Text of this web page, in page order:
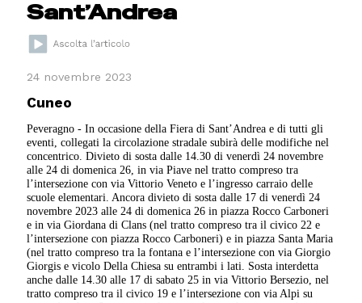
Sant’Andrea
24 novembre 2023
Cuneo
Peveragno - In occasione della Fiera di Sant’Andrea e di tutti gli
eventi, collegati la circolazione stradale subirà delle modifiche nel
concentrico. Divieto di sosta dalle 14.30 di venerdì 24 novembre
alle 24 di domenica 26, in via Piave nel tratto compreso tra
l’intersezione con via Vittorio Veneto e l’ingresso carraio delle
scuole elementari. Ancora divieto di sosta dalle 17 di venerdì 24
novembre 2023 alle 24 di domenica 26 in piazza Rocco Carboneri
e in via Giordana di Clans (nel tratto compreso tra il civico 22 e
l’intersezione con piazza Rocco Carboneri) e in piazza Santa Maria
(nel tratto compreso tra la fontana e l’intersezione con via Giorgio
Giorgis e vicolo Della Chiesa su entrambi i lati. Sosta interdetta
anche dalle 14.30 alle 17 di sabato 25 in via Vittorio Bersezio, nel
tratto compreso tra il civico 19 e l’intersezione con via Alpi su